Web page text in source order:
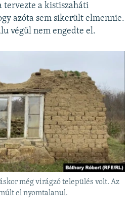
tervezte a kistiszaháti
azóta sem sikerült elmennie.
végül nem engedte el.
még virágzó település volt. Az
el nyomtalanul.